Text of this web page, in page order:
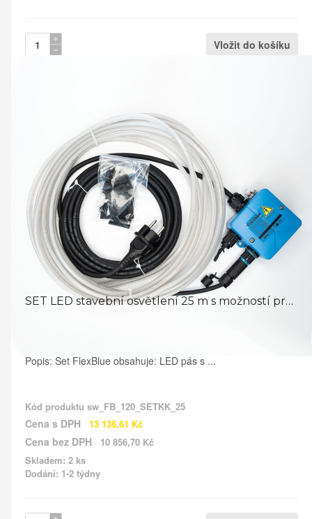
SET LED stavební osvětlení 25 m s možností prodloužení LED ...
Popis: Set FlexBlue obsahuje: LED pás s ...
Kód produktu sw_FB_120_SETKK_25
Cena s DPH 13 136,61 Kč
Cena bez DPH
10 856,70 Kč
Skladem: 2 ks
Dodání: 1-2 týdny